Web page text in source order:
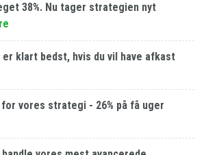
38%. Nu tager strategien nyt
er klart bedst, hvis du vil have afkast
vores strategi - 26% på få uger